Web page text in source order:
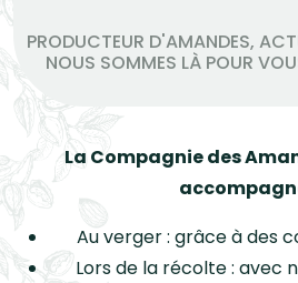
PRODUCTEUR D'AMANDES,
NOUS SOMMES LÀ POUR
La Compagnie des
Au verger : grâce à des
Lors de la récolte : avec